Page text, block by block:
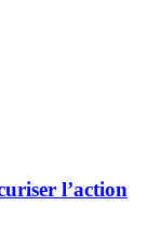
l’action